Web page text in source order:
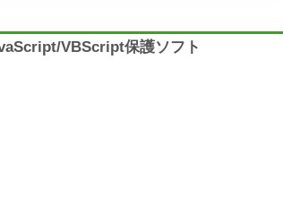
VBScript保護ソフト